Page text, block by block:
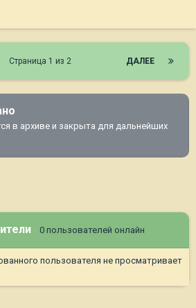
ДАЛЕЕ
Страница 1 из 2
в архиве и закрыта для дальнейших
0 пользователей онлайн
пользователя не просматривает